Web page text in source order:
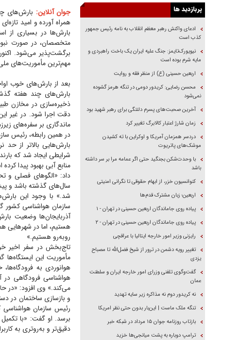
جوان آنلاین: بارش‌های
همراه آورده و امید
بارش‌ها در بسیاری از
متخصصان، در صورت
برگشت‌پذیر می‌شود.
مهم‌ترین مأموریت‌های
بعد از بارش‌های خوب
بارش‌های چند هفته
ذخیره‌سازی در مخازن
دقت اجرا شود. در غیر
ماندگاری بر سفره‌های
در همین رابطه، رئیس
بارش‌هایی بالاتر از
شرایطی ایجاد شد که
منابع آبی بهبود پیدا
سال‌های گذشته باشد و
شد.» با وجود این
سازمان هواشناسی کشور
آذربایجان‌ها وضعیت
هستیم، اما در شهر‌هایی
روبه‌رو هستیم.»
تاج‌بخش در سفر اخیر
مأموریت این
هوانوردی به
هواشناسی فرودگاهی در
می‌کند.» وی افزود: «در
و بازسازی ساختمان در
رئیس سازمان هواشناسی
برسد. او گفت: «با
دقیق‌تر و به‌روتری به
پربازدید ها
ادعای واکنش رهبر معظم انقلاب به نامه رئیس جمهور
کذب است
نیویورک‌تایمز: جنگ علیه ایران یک باخت راهبردی و
مایه شرم بوده است
اربعین حسینی (ع) از منظر فقه و روایت
محسن رضایی: کریدور دومی در تنگه هرمز گشوده
نمی‌شود
آخرین صحبت‌های پسرم دلتنگی برای رهبر شهید بود
زمان شارژ اعتبار کالابرگ تغییر کرد
دردسر همزمان آمریکا و اوکراین با ته کشیدن
موشک‌های پاتریوت
با وحدت‌شکن بجنگید حتی اگر عمامه مرا بر سر داشته
باشد
کنوانسیون خزر، از ابهام حقوقی تا نگرانی امنیتی
اربعین؛ زبان مشترک قدم‌ها
پیاده روی جاماندگان اربعین حسینی در تهران - ۱
پیاده روی جاماندگان اربعین حسینی در تهران - ۲
رایزنی وزیر امور خارجه ایتالیا با عراقچی
تغییر رویه دشمن در ترور از شیخ فضل‌الله تا مصباح
یزدی
گفت‌وگوی تلفنی وزرای امور خارجه ایران و سلطنت
عمان
نه کریدور دوم نه مذاکره زیر سایه تهدید
تنگه ملک ماست | این‌بار بدون حتی نظر امریکا
بازتاب روزنامه جوان ۱۵ مرداد در شبکه خبر
ترامپ دوباره به پشت میانجی‌ها خزید